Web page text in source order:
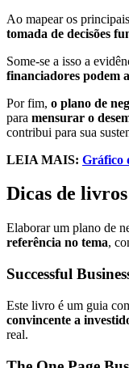
Ao mapear os
tomada de decisões
Some-se a isso a
financiadores podem
Por fim, o plano de
para mensurar o
contribui para sua
LEIA MAIS: Gráfico
Dicas de
Elaborar um plano de
referência no tema,
Successful
Este livro é um guia
convincente a
real.